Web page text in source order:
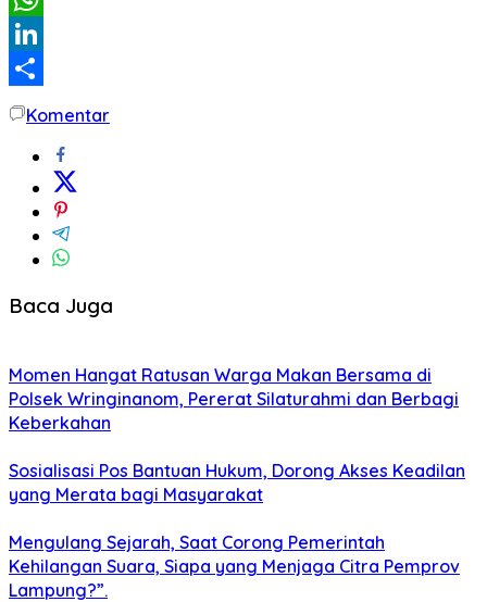
WhatsApp
LinkedIn
ShareKomentar
Baca Juga
Momen Hangat Ratusan Warga Makan Bersama di
Polsek Wringinanom, Pererat Silaturahmi dan Berbagi
Keberkahan
Sosialisasi Pos Bantuan Hukum, Dorong Akses Keadilan
yang Merata bagi Masyarakat
Mengulang Sejarah, Saat Corong Pemerintah
Kehilangan Suara, Siapa yang Menjaga Citra Pemprov
Lampung?”.